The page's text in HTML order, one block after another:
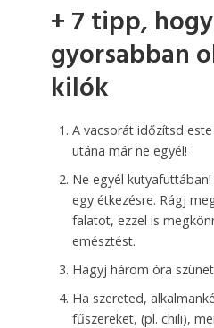
+ 7 tipp, hogy
gyorsabban
kilók
A vacsorát időzítsd
utána már ne egyél!
Ne egyél
egy étkezésre. Rágj
falatot, ezzel is
emésztést.
Hagyj három óra
Ha szereted,
fűszereket, (pl. chili),